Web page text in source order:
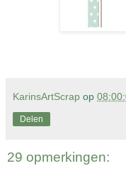
KarinsArtScrap op
Delen
29 opmerkingen: